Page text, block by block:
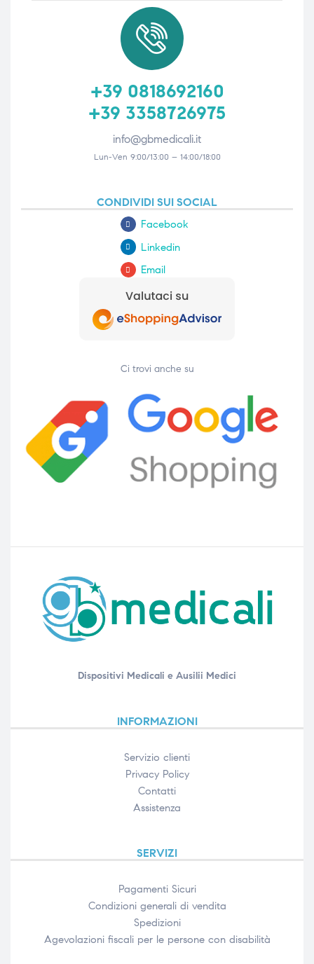
+39 0818692160
+39 3358726975
info@gbmedicali.it
Lun-Ven 9:00/13:00 – 14:00/18:00
CONDIVIDI SUI SOCIAL
Facebook
Linkedin
Email
Ci trovi anche su
Dispositivi Medicali e Ausilii Medici
INFORMAZIONI
Servizio clienti
Privacy Policy
Contatti
Assistenza
SERVIZI
Pagamenti Sicuri
Condizioni generali di vendita
Spedizioni
Agevolazioni fiscali per le persone con disabilità​